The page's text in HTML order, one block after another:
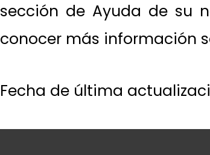
sección de Ayuda de su
conocer más información
Fecha de última